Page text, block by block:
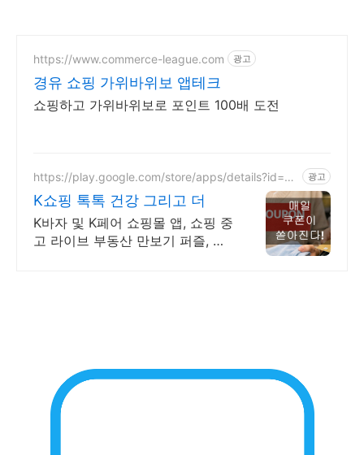
https://www.commerce-league.com 광고
경유 쇼핑 가위바위보 앱테크
쇼핑하고 가위바위보로 포인트 100배 도전
https://play.google.com/store/apps/details?id=k
광고
K쇼핑 톡톡 건강 그리고 더
K바자 및 K페어 쇼핑몰 앱, 쇼핑 중
고 라이브 부동산 만보기 퍼즐, 쿠